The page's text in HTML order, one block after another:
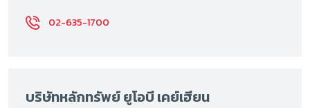
02-635-1700
บริษัทหลักทรัพย์ ยูโอบี เคย์เฮียน